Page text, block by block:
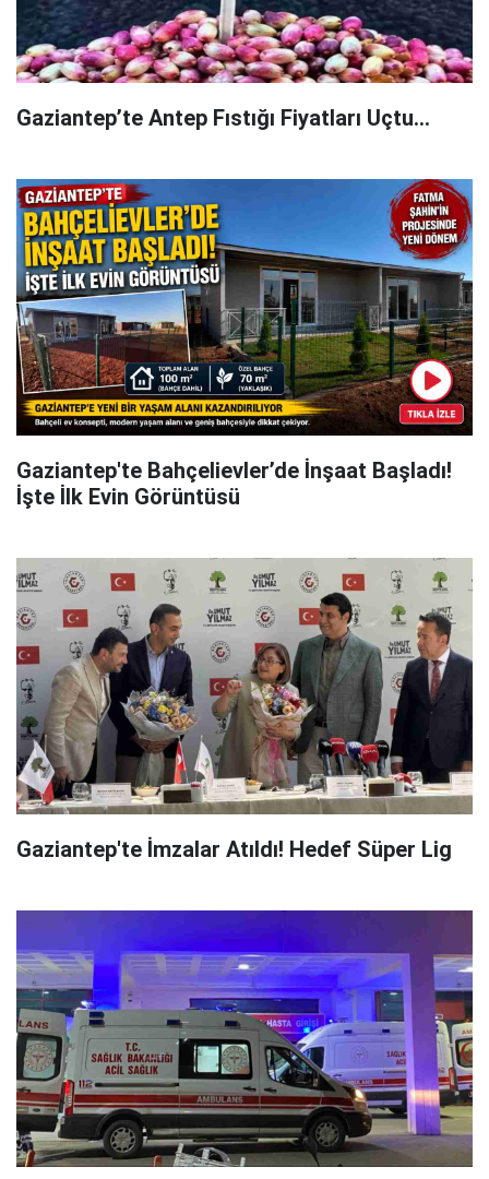
Gaziantep’te Antep Fıstığı Fiyatları Uçtu...
Gaziantep'te Bahçelievler’de İnşaat Başladı!
İşte İlk Evin Görüntüsü
Gaziantep'te İmzalar Atıldı! Hedef Süper Lig